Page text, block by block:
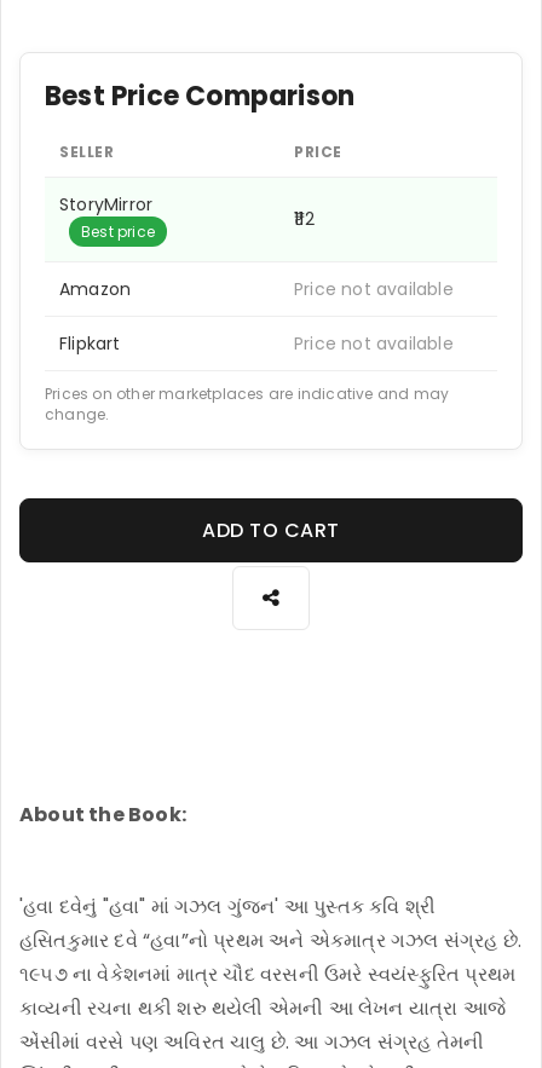
Best Price Comparison
SELLER PRICE
StoryMirror
Best price
₹112
Amazon Price not available
Flipkart Price not available
Prices on other marketplaces are indicative and may
change.
ADD TO CART
About the Book:
'હવા દવેનું "હવા" માં ગઝલ ગુંજન' આ પુસ્તક કવિ શ્રી
હસિતકુમાર દવે “હવા”નો પ્રથમ અને એકમાત્ર ગઝલ સંગ્રહ છે.
૧૯૫૭ ના વેકેશનમાં માત્ર ચૌદ વરસની ઉમરે સ્વયંસ્ફુરિત પ્રથમ
કાવ્યની રચના થકી શરુ થયેલી એમની આ લેખન યાત્રા આજે
એંસીમાં વરસે પણ અવિરત ચાલુ છે. આ ગઝલ સંગ્રહ તેમની